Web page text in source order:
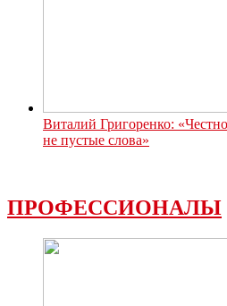
Виталий Григоренко:
не пустые слова»
ПРОФЕССИОНАЛЫ